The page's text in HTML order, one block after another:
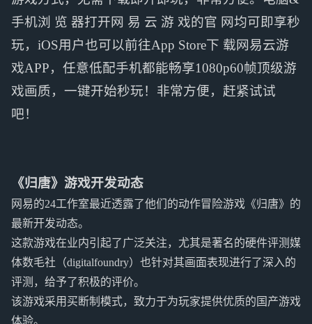
手机浏 览 器打开网 易 云 游 戏的官 网均可即享秒
玩，iOS用户也可以前往App Store下 载网易云游
戏APP，任意低配手机都能畅享1080p60帧顶级游
戏画质，一键开始秒玩！非常方便，赶紧试试
吧！
《归唐》游戏开发动态
网易的24工作室最近透露了他们的动作冒险游戏《归唐》的
最新开发动态。
这款游戏在业内引起了广泛关注，尤其是著名的硬件评测媒
体数毛社（digitalfoundry）也针对其画面表现进行了深入的
评测，给予了积极的评价。
该游戏采用买断制模式，致力于为玩家提供优质的国产游戏
体验。